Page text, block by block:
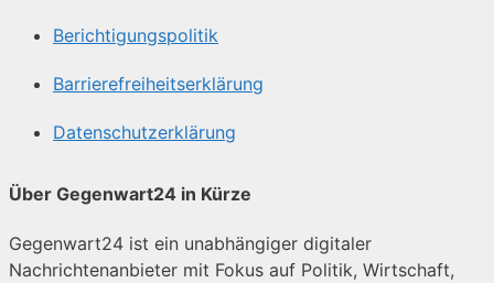
Berichtigungspolitik
Barrierefreiheitserklärung
Datenschutzerklärung
Über Gegenwart24 in Kürze
Gegenwart24 ist ein unabhängiger digitaler
Nachrichtenanbieter mit Fokus auf Politik, Wirtschaft,